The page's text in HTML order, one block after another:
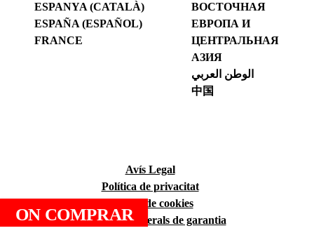
ON COMPRAR
ESPANYA (CATALÀ)
ESPAÑA (ESPAÑOL)
FRANCE
ВОСТОЧНАЯ
ЕВРОПА И
ЦЕНТРАЛЬНАЯ
АЗИЯ
الوطن العربي
中国
Avís Legal
Política de privacitat
Política de cookies
Condicions generals de garantia